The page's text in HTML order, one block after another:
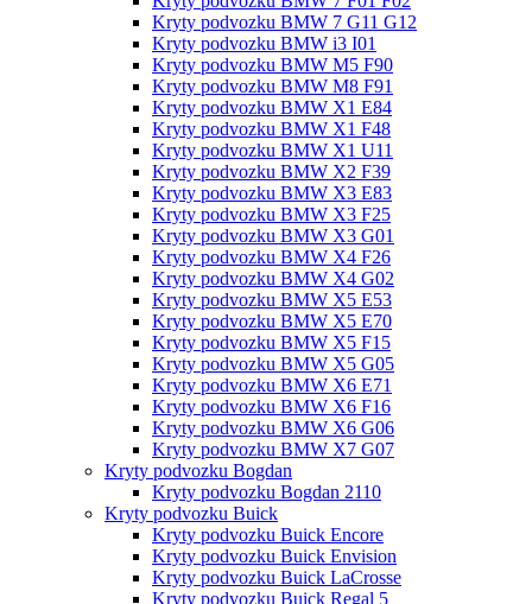
Kryty podvozku BMW 7 G11 G12
Kryty podvozku BMW i3 I01
Kryty podvozku BMW M5 F90
Kryty podvozku BMW M8 F91
Kryty podvozku BMW X1 E84
Kryty podvozku BMW X1 F48
Kryty podvozku BMW X1 U11
Kryty podvozku BMW X2 F39
Kryty podvozku BMW X3 E83
Kryty podvozku BMW X3 F25
Kryty podvozku BMW X3 G01
Kryty podvozku BMW X4 F26
Kryty podvozku BMW X4 G02
Kryty podvozku BMW X5 E53
Kryty podvozku BMW X5 E70
Kryty podvozku BMW X5 F15
Kryty podvozku BMW X5 G05
Kryty podvozku BMW X6 E71
Kryty podvozku BMW X6 F16
Kryty podvozku BMW X6 G06
Kryty podvozku BMW X7 G07
Kryty podvozku Bogdan
Kryty podvozku Bogdan 2110
Kryty podvozku Buick
Kryty podvozku Buick Encore
Kryty podvozku Buick Envision
Kryty podvozku Buick LaCrosse
Kryty podvozku Buick Regal 5